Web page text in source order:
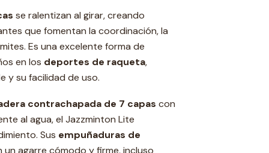
se ralentizan al girar, creando
que fomentan la coordinación, la
Es una excelente forma de
en los deportes de raqueta,
y su facilidad de uso.
contrachapada de 7 capas con
al agua, el Jazzminton Lite
Sus empuñaduras de
agarre cómodo y firme, incluso